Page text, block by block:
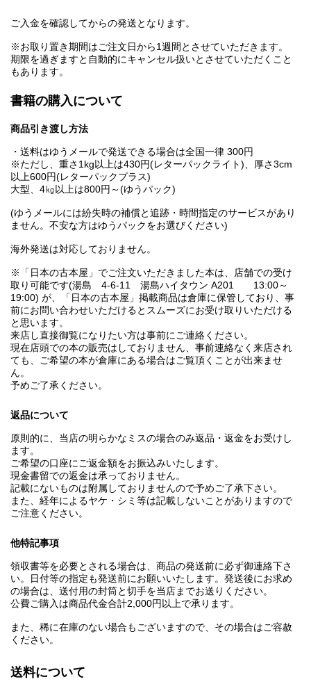
ご入金を確認してからの発送となります。
※お取り置き期間はご注文日から1週間とさせていただきます。
期限を過ぎますと自動的にキャンセル扱いとさせていただくこと
もあります。
書籍の購入について
商品引き渡し方法
・送料はゆうメールで発送できる場合は全国一律 300円
※ただし、重さ1kg以上は430円(レターパックライト)、厚さ3cm
以上600円(レターパックプラス)
大型、4㎏以上は800円～(ゆうパック)
(ゆうメールには紛失時の補償と追跡・時間指定のサービスがあり
ません。不安な方はゆうパックをお選びください)
海外発送は対応しておりません。
※「日本の古本屋」でご注文いただきました本は、店舗での受け
取り可能です(湯島 4-6-11 湯島ハイタウン A201 13:00～
19:00) が、「日本の古本屋」掲載商品は倉庫に保管しており、事
前にお問い合わせいただけるとスムーズにお受け取りいただける
と思います。
来店し直接御覧になりたい方は事前にご連絡ください。
現在店頭での本の販売はしておりません、事前連絡なく来店され
ても、ご希望の本が倉庫にある場合はご覧頂くことが出来ませ
ん。
予めご了承ください。
返品について
原則的に、当店の明らかなミスの場合のみ返品・返金をお受けし
ます。
ご希望の口座にご返金額をお振込みいたします。
現金書留での返金は承っておりません。
記載にないものは附属しておりませんので予めご了承下さい。
また、経年によるヤケ・シミ等は記載しないことがありますので
ご注意ください。
他特記事項
領収書等を必要とされる場合は、商品の発送前に必ず御連絡下さ
い。日付等の指定も発送前にお願いいたします。発送後にお求め
の場合は、送付用の封筒と切手を当店までお送りください。
公費ご購入は商品代金合計2,000円以上で承ります。
また、稀に在庫のない場合もございますので、その場合はご容赦
ください。
送料について